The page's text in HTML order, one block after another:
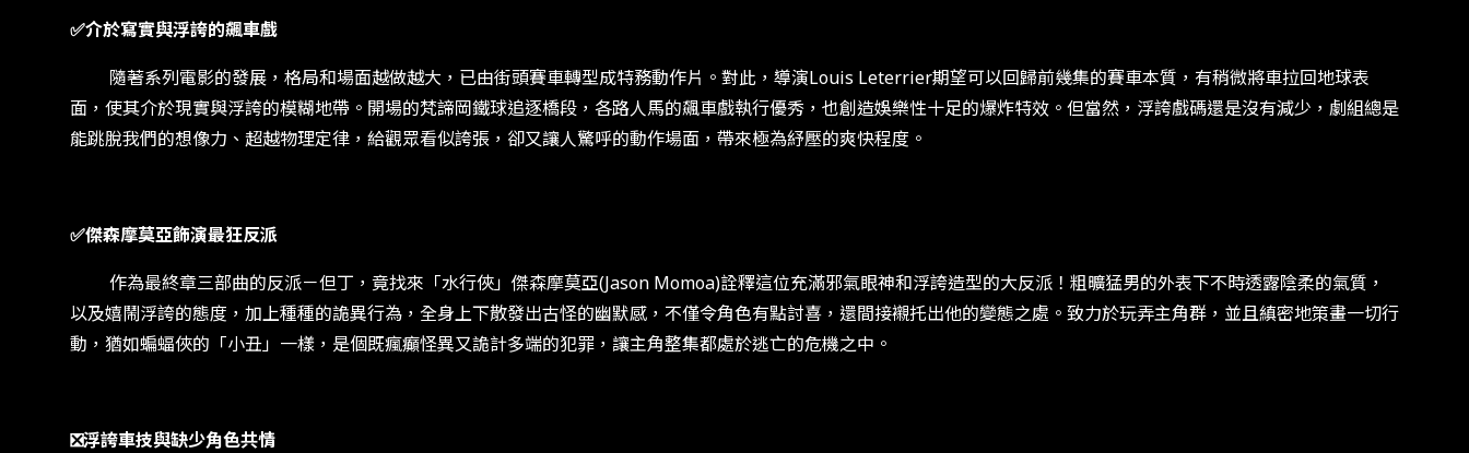
✅介於寫實與浮誇的飆車戲
隨著系列電影的發展，格局和場面越做越大，已由街頭賽車轉型成特務動作片。對此，導演Louis Leterrier期望可以回歸前幾集的賽車本質，有稍微將車拉回地球表
面，使其介於現實與浮誇的模糊地帶。開場的梵諦岡鐵球追逐橋段，各路人馬的飆車戲執行優秀，也創造娛樂性十足的爆炸特效。但當然，浮誇戲碼還是沒有減少，劇組總是
能跳脫我們的想像力、超越物理定律，給觀眾看似誇張，卻又讓人驚呼的動作場面，帶來極為紓壓的爽快程度。
✅傑森摩莫亞飾演最狂反派
作為最終章三部曲的反派－但丁，竟找來「水行俠」傑森摩莫亞(Jason Momoa)詮釋這位充滿邪氣眼神和浮誇造型的大反派！粗曠猛男的外表下不時透露陰柔的氣質，
以及嬉鬧浮誇的態度，加上種種的詭異行為，全身上下散發出古怪的幽默感，不僅令角色有點討喜，還間接襯托出他的變態之處。致力於玩弄主角群，並且縝密地策畫一切行
動，猶如蝙蝠俠的「小丑」一樣，是個既瘋癲怪異又詭計多端的犯罪，讓主角整集都處於逃亡的危機之中。
❎浮誇車技與缺少角色共情